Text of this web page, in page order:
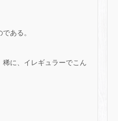
ある。
に、イレギュラーでこん